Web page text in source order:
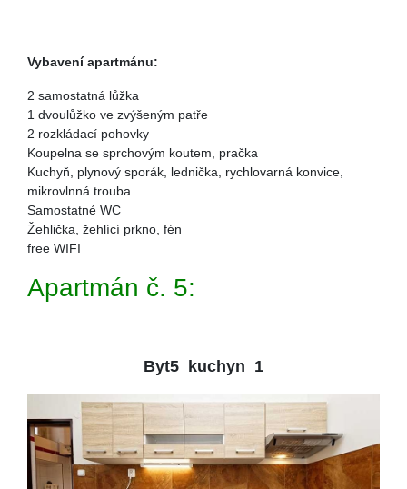
Vybavení apartmánu:
2 samostatná lůžka
1 dvoulůžko ve zvýšeným patře
2 rozkládací pohovky
Koupelna se sprchovým koutem, pračka
Kuchyň, plynový sporák, lednička, rychlovarná konvice,
mikrovlnná trouba
Samostatné WC
Žehlička, žehlící prkno, fén
free WIFI
Apartmán č. 5:
Byt5_kuchyn_1